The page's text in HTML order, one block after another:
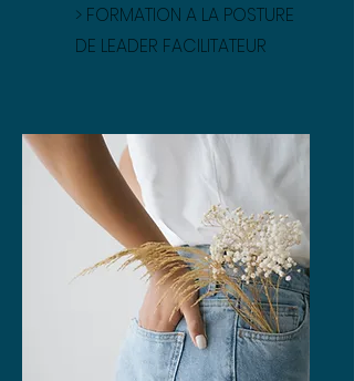
> FORMATION A LA POSTURE
DE LEADER FACILITATEUR